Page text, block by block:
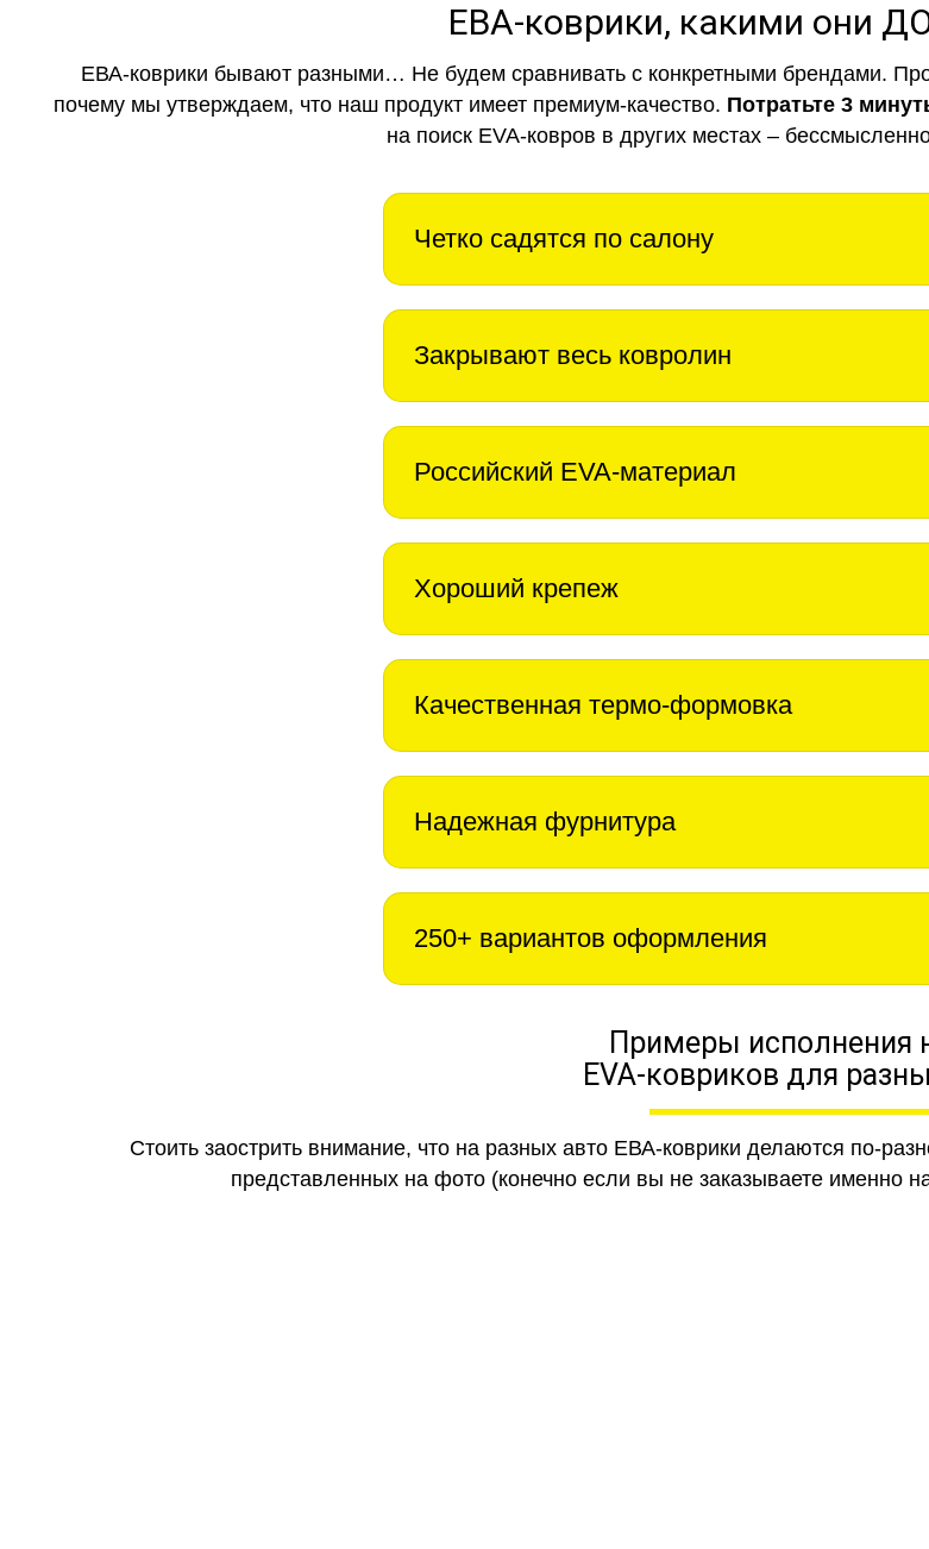
ЕВА-коврики, какими они
ЕВА-коврики бывают разными… Не будем сравнивать с конкретными брендами.
почему мы утверждаем, что наш продукт имеет премиум-качество. Потратьте 3
на поиск EVA-ковров в других местах –
Четко садятся по салону
Закрывают весь ковролин
Российский EVA-материал
Хороший крепеж
Качественная термо-формовка
Надежная фурнитура
250+ вариантов оформления
Примеры исполнения
EVA-ковриков для
Стоить заострить внимание, что на разных авто ЕВА-коврики делаются по-
представленных на фото (конечно если вы не заказываете именно